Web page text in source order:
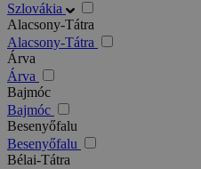
Szlovákia
Alacsony-Tátra
Alacsony-Tátra
Árva
Árva
Bajmóc
Bajmóc
Besenyőfalu
Besenyőfalu
Bélai-Tátra